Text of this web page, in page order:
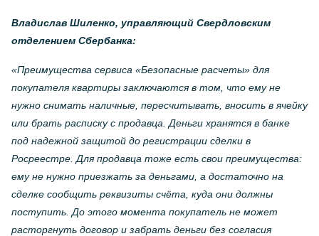
Владислав Шиленко, управляющий Свердловским
отделением Сбербанка:
«Преимущества сервиса «Безопасные расчеты» для
покупателя квартиры заключаются в том, что ему не
нужно снимать наличные, пересчитывать, вносить в ячейку
или брать расписку с продавца. Деньги хранятся в банке
под надежной защитой до регистрации сделки в
Росреестре. Для продавца тоже есть свои преимущества:
ему не нужно приезжать за деньгами, а достаточно на
сделке сообщить реквизиты счёта, куда они должны
поступить. До этого момента покупатель не может
расторгнуть договор и забрать деньги без согласия